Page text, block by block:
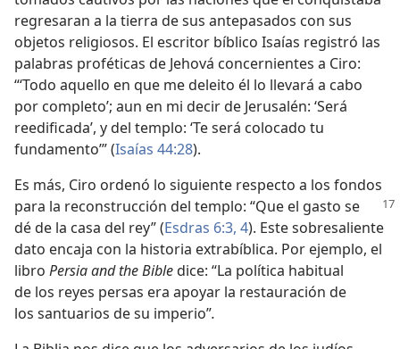
regresaran a la tierra de sus antepasados con sus
objetos religiosos. El escritor bíblico Isaías registró las
palabras proféticas de Jehová concernientes a Ciro:
“‘Todo aquello en que me deleito él lo llevará a cabo
por completo’; aun en mi decir de Jerusalén: ‘Será
reedificada’, y del templo: ‘Te será colocado tu
fundamento’” (Isaías 44:28).
Es más, Ciro ordenó lo siguiente respecto a los fondos
para la reconstrucción del templo: “Que el gasto se
dé de la casa del rey” (Esdras 6:3, 4). Este sobresaliente
dato encaja con la historia extrabíblica. Por ejemplo, el
libro Persia and the Bibledice: “La política habitual
de los reyes persas era apoyar la restauración de
los santuarios de su imperio”.